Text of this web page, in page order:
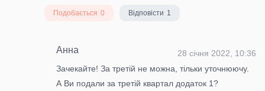
Подобається 0 Відповісти 1
Анна
28 січня 2022, 10:36
Зачекайте! За третій не можна, тільки уточнюючу.
А Ви подали за третій квартал додаток 1?